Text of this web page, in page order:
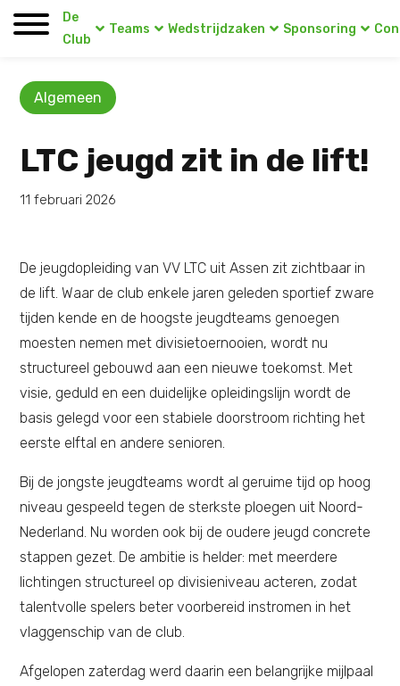
De
Club
Teams Wedstrijdzaken Sponsoring
Algemeen
LTC jeugd zit in de lift!
11 februari 2026
De jeugdopleiding van VV LTC uit Assen zit zichtbaar in
de lift. Waar de club enkele jaren geleden sportief zware
tijden kende en de hoogste jeugdteams genoegen
moesten nemen met divisietoernooien, wordt nu
structureel gebouwd aan een nieuwe toekomst. Met
visie, geduld en een duidelijke opleidingslijn wordt de
basis gelegd voor een stabiele doorstroom richting het
eerste elftal en andere senioren.
Bij de jongste jeugdteams wordt al geruime tijd op hoog
niveau gespeeld tegen de sterkste ploegen uit Noord-
Nederland. Nu worden ook bij de oudere jeugd concrete
stappen gezet. De ambitie is helder: met meerdere
lichtingen structureel op divisieniveau acteren, zodat
talentvolle spelers beter voorbereid instromen in het
vlaggenschip van de club.
Afgelopen zaterdag werd daarin een belangrijke mijlpaal